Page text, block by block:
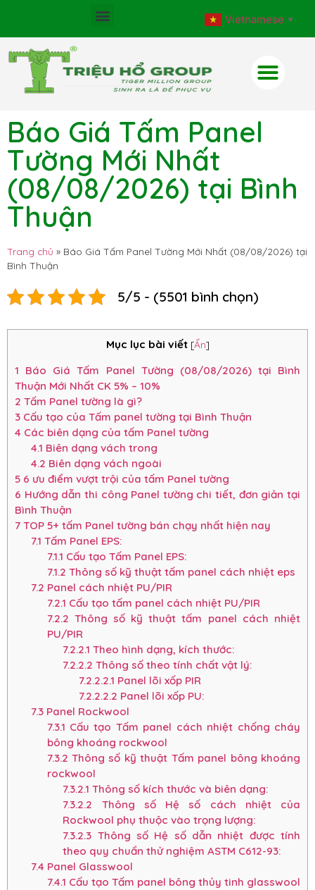
Vietnamese ▼
Báo Giá Tấm Panel
Tường Mới Nhất
(08/08/2026) tại Bình
Thuận
Trang chủ » Báo Giá Tấm Panel Tường Mới Nhất (08/08/2026) tại
Bình Thuận
5/5 - (5501 bình chọn)
Mục lục bài viết [Ẩn]
1 Báo Giá Tấm Panel Tường (08/08/2026) tại Bình
Thuận Mới Nhất CK 5% – 10%
2 Tấm Panel tường là gì?
3 Cấu tạo của Tấm panel tường tại Bình Thuận
4 Các biên dạng của tấm Panel tường
4.1 Biên dạng vách trong
4.2 Biên dạng vách ngoài
5 6 ưu điểm vượt trội của tấm Panel tường
6 Hướng dẫn thi công Panel tường chi tiết, đơn giản tại
Bình Thuận
7 TOP 5+ tấm Panel tường bán chạy nhất hiện nay
7.1 Tấm Panel EPS:
7.1.1 Cấu tạo Tấm Panel EPS:
7.1.2 Thông số kỹ thuật tấm panel cách nhiệt eps
7.2 Panel cách nhiệt PU/PIR
7.2.1 Cấu tạo tấm panel cách nhiệt PU/PIR
7.2.2 Thông số kỹ thuật tấm panel cách nhiệt
PU/PIR
7.2.2.1 Theo hình dạng, kích thước:
7.2.2.2 Thông số theo tính chất vật lý:
7.2.2.2.1 Panel lõi xốp PIR
7.2.2.2.2 Panel lõi xốp PU:
7.3Panel Rockwool
7.3.1 Cấu tạo Tấm panel cách nhiệt chống cháy
bông khoáng rockwool
7.3.2 Thông số kỹ thuật Tấm panel bông khoáng
rockwool
7.3.2.1 Thông số kích thước và biên dạng:
7.3.2.2 Thông số Hệ số cách nhiệt của
Rockwool phụ thuộc vào trọng lượng:
7.3.2.3 Thông số Hệ số dẫn nhiệt được tính
theo quy chuẩn thử nghiệm ASTM C612-93:
7.4 Panel Glasswool
7.4.1 Cấu tạo Tấm panel bông thủy tinh glasswool